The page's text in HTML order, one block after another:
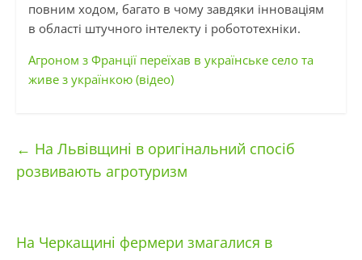
повним ходом, багато в чому завдяки інноваціям
в області штучного інтелекту і робототехніки.
Агроном з Франції переїхав в українське село та
живе з українкою (відео)
← На Львівщині в оригінальний спосіб
розвивають агротуризм
На Черкащині фермери змагалися в